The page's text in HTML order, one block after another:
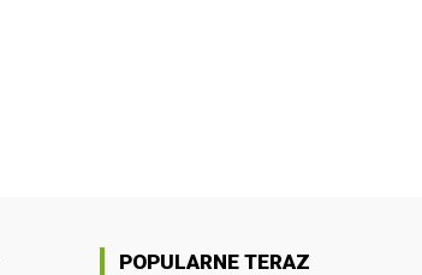
POPULARNE TERAZ